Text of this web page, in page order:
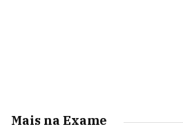
Mais na Exame